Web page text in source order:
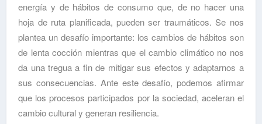
energía y de hábitos de consumo que, de no hacer una
hoja de ruta planificada, pueden ser traumáticos. Se nos
plantea un desafío importante: los cambios de hábitos son
de lenta cocción mientras que el cambio climático no nos
da una tregua a fin de mitigar sus efectos y adaptarnos a
sus consecuencias. Ante este desafío, podemos afirmar
que los procesos participados por la sociedad, aceleran el
cambio cultural y generan resiliencia.